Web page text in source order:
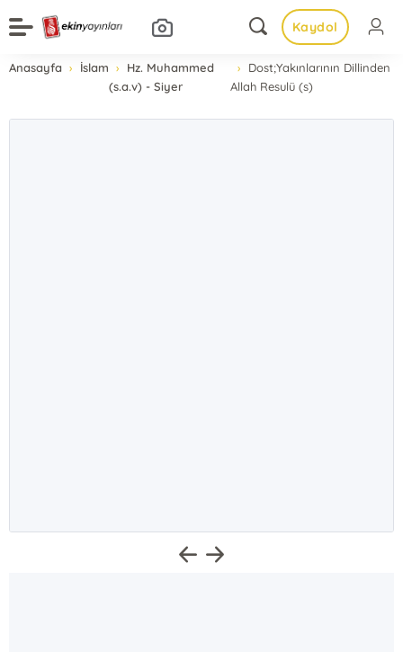
Kaydol
Anasayfa İslam
Hz. Muhammed
(s.a.v) - Siyer
Dost;Yakınlarının Dillinden
Allah Resulü (s)